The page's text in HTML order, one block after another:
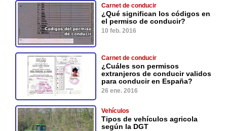
Carnet de conducir
¿Qué significan los códigos en
el permiso de conducir?
10 feb. 2016
Carnet de conducir
¿Cuáles son permisos
extranjeros de conducir validos
para conducir en España?
26 ene. 2016
Vehículos
Tipos de vehículos agricola
según la DGT